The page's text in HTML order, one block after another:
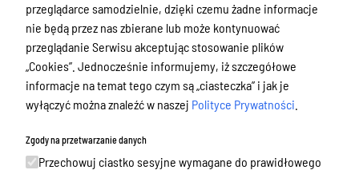
Bezpieczeństwo
Urodzenia, małżeństwa, zgony,
meldunek, dowód, komunikacja,
działalność, alkohol
Budżet, finanse i majątek
Podatki i opłaty, umorzenia, ulgi i
dotacje
przeglądarce samodzielnie, dzięki czemu żadne informacje
nie będą przez nas zbierane lub może kontynuować
przeglądanie Serwisu akceptując stosowanie plików
„Cookies”. Jednocześnie informujemy, iż szczegółowe
informacje na temat tego czym są „ciasteczka” i jak je
wyłączyć można znaleźć w naszej Polityce Prywatności
Zgody na przetwarzanie danych
Przechowuj ciastko sesyjne wymagane do prawidłowego